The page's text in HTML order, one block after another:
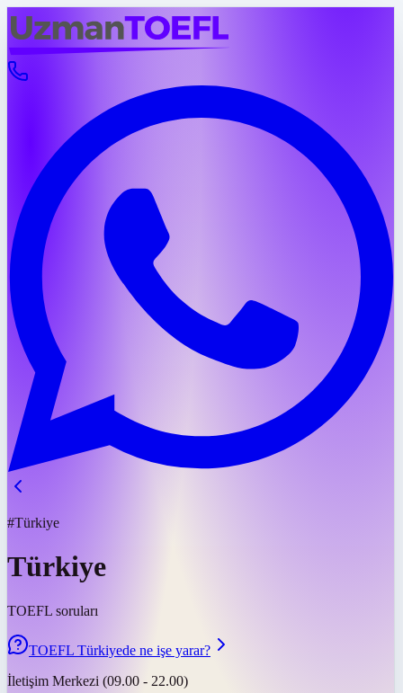
#Türkiye
Türkiye
TOEFL soruları
TOEFL Türkiyede ne işe yarar?
İletişim Merkezi (09.00 - 22.00)